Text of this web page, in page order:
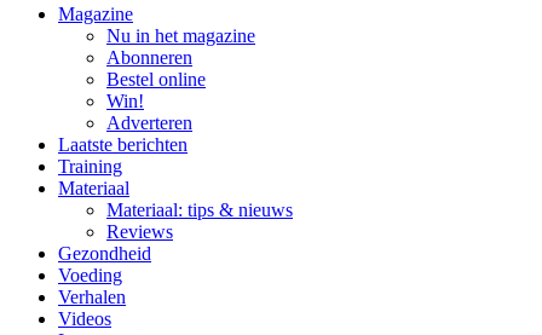
Magazine
Nu in het magazine
Abonneren
Bestel online
Win!
Adverteren
Laatste berichten
Training
Materiaal
Materiaal: tips & nieuws
Reviews
Gezondheid
Voeding
Verhalen
Videos